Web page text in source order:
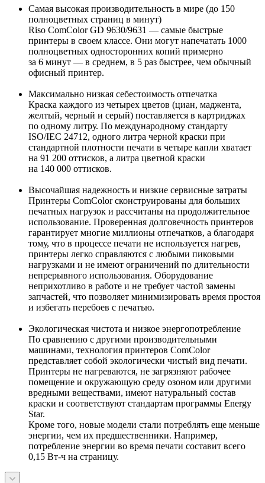
Cамая высокая производительность в мире (до 150
полноцветных страниц в минут)
Riso СomColor GD 9630/9631 — самые быстрые
принтеры в своем классе. Они могут напечатать 1000
полноцветных односторонних копий примерно
за 6 минут — в среднем, в 5 раз быстрее, чем обычный
офисный принтер.
Максимально низкая себестоимость отпечатка
Краска каждого из четырех цветов (циан, маджента,
желтый, черный и серый) поставляется в картриджах
по одному литру. По международному стандарту
ISO/IEC 24712, одного литра черной краски при
стандартной плотности печати в четыре капли хватает
на 91 200 оттисков, а литра цветной краски
на 140 000 оттисков.
Высочайшая надежность и низкие сервисные затраты
Принтеры ComColor сконструированы для больших
печатных нагрузок и рассчитаны на продолжительное
использование. Проверенная долговечность принтеров
гарантирует многие миллионы отпечатков, а благодаря
тому, что в процессе печати не используется нагрев,
принтеры легко справляются с любыми пиковыми
нагрузками и не имеют ограничений по длительности
непрерывного использования. Оборудование
неприхотливо в работе и не требует частой замены
запчастей, что позволяет минимизировать время простоя
и избегать перебоев с печатью.
Экологическая чистота и низкое энергопотребление
По сравнению с другими производительными
машинами, технология принтеров ComColor
представляет собой экологически чистый вид печати.
Принтеры не нагреваются, не загрязняют рабочее
помещение и окружающую среду озоном или другими
вредными веществами, имеют натуральный состав
краски и соответствуют стандартам программы Energy
Star.
Кроме того, новые модели стали потреблять еще меньше
энергии, чем их предшественники. Например,
потребление энергии во время печати составит всего
0,15 Вт-ч на страницу.